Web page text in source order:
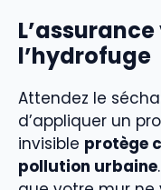
l’hydrofuge
Attendez le
d’appliquer un
invisible protège
pollution urbaine